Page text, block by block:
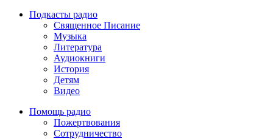
Подкасты радио
Священное Писание
Музыка
Литература
Аудиокниги
История
Детям
Видео
Помощь радио
Пожертвования
Сотрудничество